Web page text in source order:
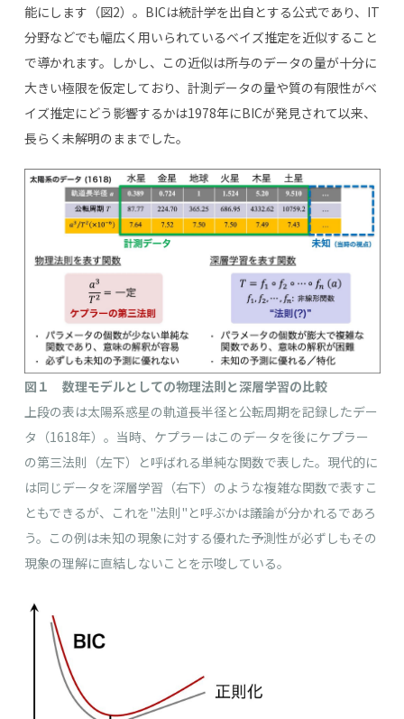
能にします（図2）。BICは統計学を出自とする公式であり、IT
分野などでも幅広く用いられているベイズ推定を近似すること
で導かれます。しかし、この近似は所与のデータの量が十分に
大きい極限を仮定しており、計測データの量や質の有限性がベ
イズ推定にどう影響するかは1978年にBICが発見されて以来、
長らく未解明のままでした。
図１ 数理モデルとしての物理法則と深層学習の比較
上段の表は太陽系惑星の軌道長半径と公転周期を記録したデー
タ（1618年）。当時、ケプラーはこのデータを後にケプラー
の第三法則（左下）と呼ばれる単純な関数で表した。現代的に
は同じデータを深層学習（右下）のような複雑な関数で表すこ
ともできるが、これを"法則"と呼ぶかは議論が分かれるであろ
う。この例は未知の現象に対する優れた予測性が必ずしもその
現象の理解に直結しないことを示唆している。